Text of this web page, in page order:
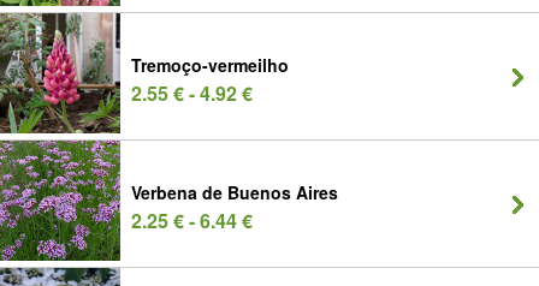
Tremoço-vermeilho
2.55 € - 4.92 €
Verbena de Buenos Aires
2.25 € - 6.44 €